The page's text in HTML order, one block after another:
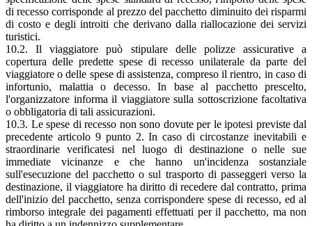
di recesso corrisponde al prezzo del pacchetto diminuito dei risparmi
di costo e degli introiti che derivano dalla riallocazione dei servizi
turistici.
10.2. Il viaggiatore può stipulare delle polizze assicurative a
copertura delle predette spese di recesso unilaterale da parte del
viaggiatore o delle spese di assistenza, compreso il rientro, in caso di
infortunio, malattia o decesso. In base al pacchetto prescelto,
l'organizzatore informa il viaggiatore sulla sottoscrizione facoltativa
o obbligatoria di tali assicurazioni.
10.3. Le spese di recesso non sono dovute per le ipotesi previste dal
precedente articolo 9 punto 2. In caso di circostanze inevitabili e
straordinarie verificatesi nel luogo di destinazione o nelle sue
immediate vicinanze e che hanno un'incidenza sostanziale
sull'esecuzione del pacchetto o sul trasporto di passeggeri verso la
destinazione, il viaggiatore ha diritto di recedere dal contratto, prima
dell'inizio del pacchetto, senza corrispondere spese di recesso, ed al
rimborso integrale dei pagamenti effettuati per il pacchetto, ma non